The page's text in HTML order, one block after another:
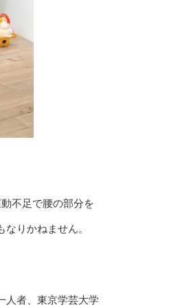
不足で腰の部分を
りかねません。
人者、東京学芸大学